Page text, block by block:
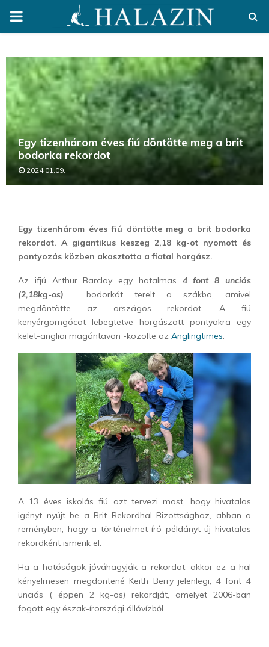
PRIMARY
Egy tizenhárom éves fiú döntötte meg a brit
bodorka rekordot
2024.01.09.
Egy tizenhárom éves fiú döntötte meg a brit bodorka
rekordot. A gigantikus keszeg 2,18 kg-ot nyomott és
pontyozás közben akasztotta a fiatal horgász.
Az ifjú Arthur Barclay egy hatalmas 4 font 8 unciás
(2,18kg-os) bodorkát terelt a szákba, amivel
megdöntötte az országos rekordot. A fiú
kenyérgomgócot lebegtetve horgászott pontyokra egy
kelet-angliai magántavon -közölte az Anglingtimes.
A 13 éves iskolás fiú azt tervezi most, hogy hivatalos
igényt nyújt be a Brit Rekordhal Bizottsághoz, abban a
reményben, hogy a történelmet író példányt új hivatalos
rekordként ismerik el.
Ha a hatóságok jóváhagyják a rekordot, akkor ez a hal
kényelmesen megdöntené Keith Berry jelenlegi, 4 font 4
unciás ( éppen 2 kg-os) rekordját, amelyet 2006-ban
fogott egy észak-írországi állóvízből.